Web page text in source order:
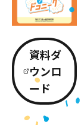
資料ダ
ウンロ
ード